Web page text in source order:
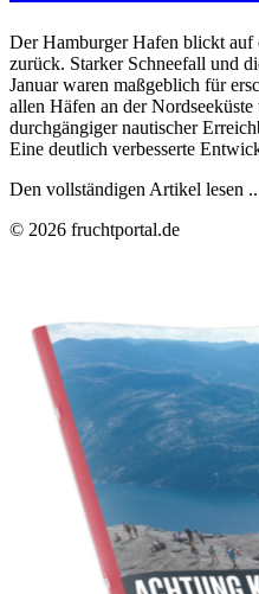
Der Hamburger Hafen blickt auf
zurück. Starker Schneefall und
Januar waren maßgeblich für
allen Häfen an der
durchgängiger nautischer
Eine deutlich verbesserte
Den vollständigen Artikel lesen
© 2026 fruchtportal.de